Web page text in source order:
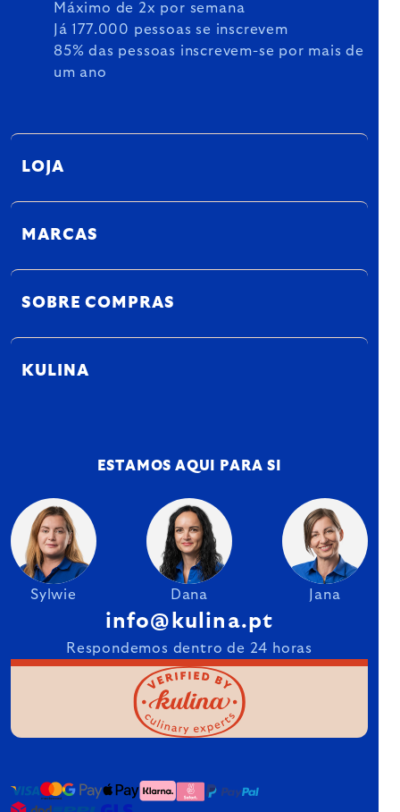
Máximo de 2x por semana
Já 177.000 pessoas se inscrevem
85% das pessoas inscrevem-se por mais de
um ano
LOJA
MARCAS
SOBRE COMPRAS
KULINA
ESTAMOS AQUI PARA SI
Sylwie Dana Jana
info@kulina.pt
Respondemos dentro de 24 horas